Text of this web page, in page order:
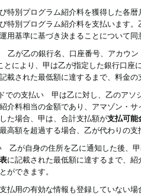
特別プログラム紹介料を獲得した各
特別プログラム紹介料を支払います
用基準に基づき決まることについて同
が乙の銀行名、口座番号、アカウン
とにより、甲は乙が指定した銀行口
載された最低額に達するまで、料金の
での支払い 甲は乙に対し、乙のアソ
介料相当の金額であり、アマゾン・
た場合、甲は、合計支払額が支払可能
高額を超過する場合、乙が代わりの
乙が自身の住所を乙に通知した後、
に記載された最低額に達するまで、
ができます。
払用の有効な情報も登録していない